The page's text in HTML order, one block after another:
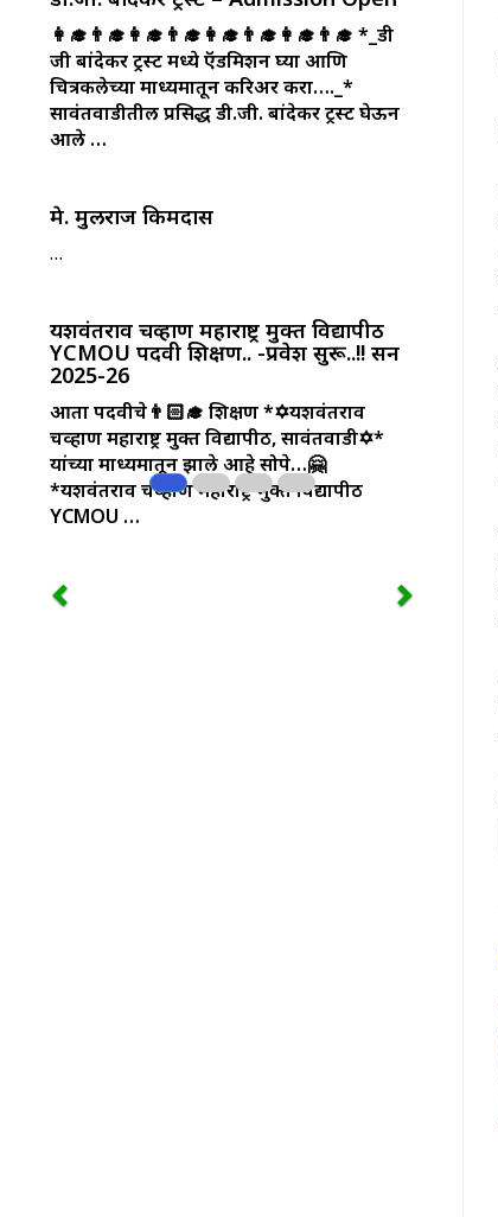
👩‍🎓👨‍🎓👩‍🎓👨‍🎓👩‍🎓👨‍🎓👩‍🎓👨‍🎓 *_डी
जी बांदेकर ट्रस्ट मध्ये ऍडमिशन घ्या आणि
चित्रकलेच्या माध्यमातून करिअर करा…._*
सावंतवाडीतील प्रसिद्ध डी.जी. बांदेकर ट्रस्ट घेऊन
आले …
मे. मुलराज त्रिकमदास
…
यशवंतराव चव्हाण महाराष्ट्र मुक्त विद्यापीठ
YCMOU पदवी शिक्षण.. -प्रवेश सुरू..!! सन
2025-26
आता पदवीचे👨🏻‍🎓 शिक्षण *✡️यशवंतराव
चव्हाण महाराष्ट्र मुक्त विद्यापीठ, सावंतवाडी✡️*
यांच्या माध्यमातून झाले आहे सोपे…🤗
*यशवंतराव चव्हाण महाराष्ट्र मुक्त विद्यापीठ
YCMOU …